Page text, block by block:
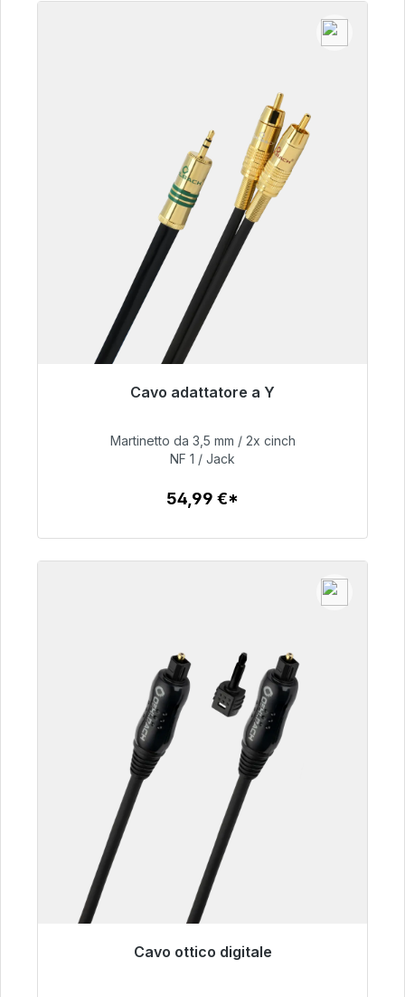
Cavo adattatore a Y
Pronto per la spedizione immediata, tempo di
54,99 €
Martinetto da 3,5 mm / 2x cinch
NF 1 / Jack
54,99 €*
Cavo ottico digitale
Pronto per la spedizione immediata, tempo di